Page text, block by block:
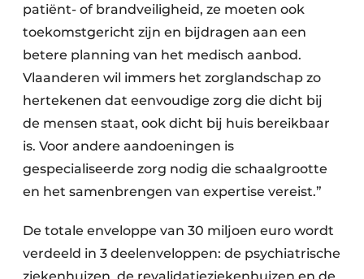
patiënt- of brandveiligheid, ze moeten ook
toekomstgericht zijn en bijdragen aan een
betere planning van het medisch aanbod.
Vlaanderen wil immers het zorglandschap zo
hertekenen dat eenvoudige zorg die dicht bij
de mensen staat, ook dicht bij huis bereikbaar
is. Voor andere aandoeningen is
gespecialiseerde zorg nodig die schaalgrootte
en het samenbrengen van expertise vereist.”
De totale enveloppe van 30 miljoen euro wordt
verdeeld in 3 deel­enveloppen: de psychiatrische